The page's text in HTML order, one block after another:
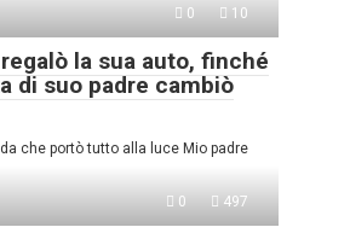
0 10
la sua auto, finché
di suo padre cambiò
che portò tutto alla luce Mio padre
0 497